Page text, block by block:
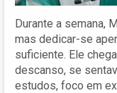
Durante a semana,
mas dedicar-se
suficiente. Ele
descanso, se
estudos, foco em